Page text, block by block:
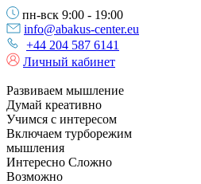
пн-вск 9:00 - 19:00
info@abakus-center.eu
+44 204 587 6141
Личный кабинет
Развиваем мышление
Думай креативно
Учимся с интересом
Включаем турборежим
мышления
Интересно Сложно
Возможно